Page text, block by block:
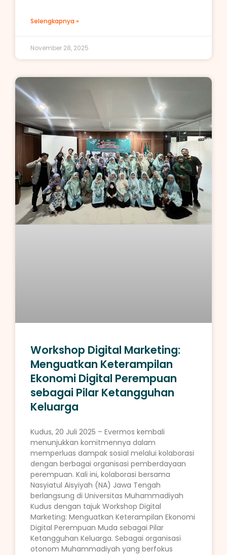
Selengkapnya »
November 28, 2025
Workshop Digital Marketing:
Menguatkan Keterampilan
Ekonomi Digital Perempuan
sebagai Pilar Ketangguhan
Keluarga
Kudus, 20 Juli 2025 – Evermos kembali
menunjukkan komitmennya dalam
memperluas dampak sosial melalui kolaborasi
dengan berbagai organisasi pemberdayaan
perempuan. Kali ini, kolaborasi bersama
Nasyiatul Aisyiyah (NA) Jawa Tengah
berlangsung di Universitas Muhammadiyah
Kudus dengan tajuk Workshop Digital
Marketing: Menguatkan Keterampilan Ekonomi
Digital Perempuan Muda sebagai Pilar
Ketangguhan Keluarga. Sebagai organisasi
otonom Muhammadiyah yang berfokus